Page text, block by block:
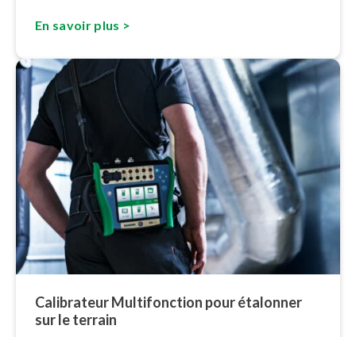
En savoir plus >
Calibrateur Mul­ti­fonc­tion pour étalonner
sur le terrain